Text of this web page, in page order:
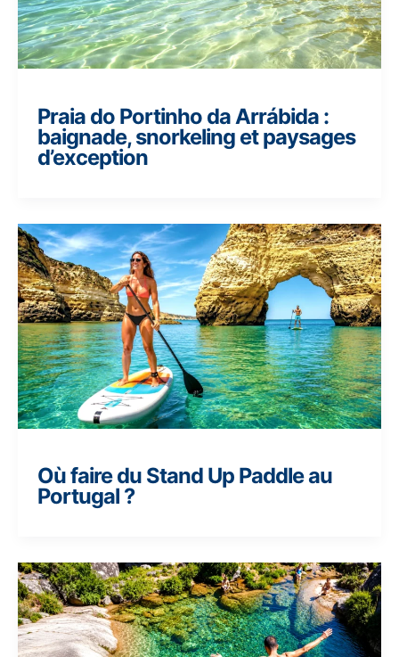
Praia do Portinho da Arrábida :
baignade, snorkeling et paysages
d’exception
Où faire du Stand Up Paddle au
Portugal ?